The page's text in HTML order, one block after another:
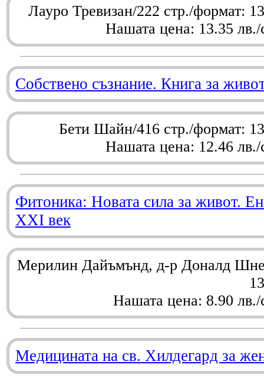
Лауро Тревизан/222 стр./формат:
Нашата цена: 13.35 лв./
Собствено съзнание. Книга за
Бети Шайн/416 стр./формат:
Нашата цена: 12.46 лв./
Фитоника: Новата сила за живот.
XXI век
Мерилин Дайъмънд, д-р Доналд
Нашата цена: 8.90 лв./
Медицината на св. Хилдегард за